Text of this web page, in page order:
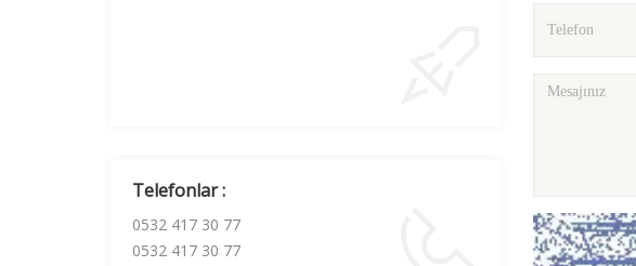
Telefonlar :
0532 417 30 77
0532 417 30 77